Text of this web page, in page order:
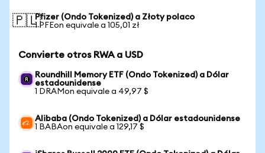
🇵🇱Pfizer (Ondo Tokenized) a Złoty polaco
1 PFEon equivale a 105,01 zł
Convierte otros RWA a USD
Roundhill Memory ETF (Ondo Tokenized) a Dólar
estadounidense
1 DRAMon equivale a 49,97 $
Alibaba (Ondo Tokenized) a Dólar estadounidense
1 BABAon equivale a 129,17 $